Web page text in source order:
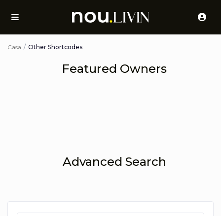
Casa Other Shortcodes
Featured Owners
Advanced Search